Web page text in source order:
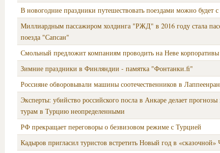
В новогодние праздники путешествовать поездами можно будет
Миллиардным пассажиром холдинга "РЖД" в 2016 году стала
поезда "Сапсан"
Смольный предложит компаниям проводить на Неве корпоративы
Зимние праздники в Финляндии - памятка "Фонтанки.fi"
Россияне обворовывали машины соотечественников в
Эксперты: убийство российского посла в Анкаре делает
турам в Турцию неопределенными
РФ прекращает переговоры о безвизовом режиме с Турцией
Кадыров пригласил туристов встретить Новый год в «сказочной»